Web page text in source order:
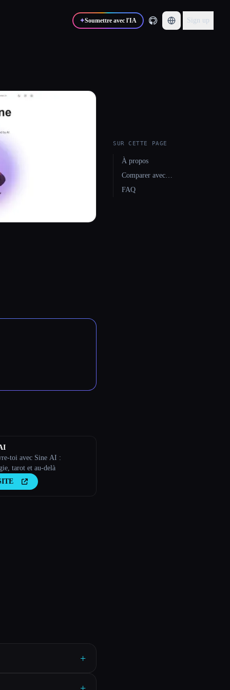
✦Soumettre avec l'IA Sign up
toi avec Sine AI :
tarot et au-delà
+
SUR CETTE PAGE
À propos
Comparer avec…
FAQ